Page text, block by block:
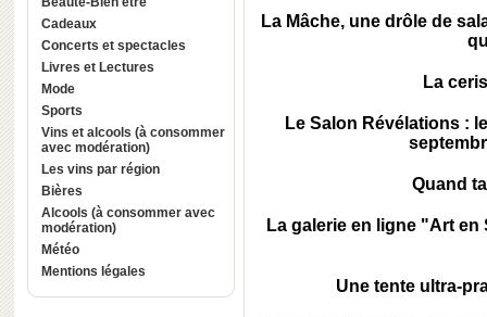
Cadeaux
Concerts et spectacles
Livres et Lectures
Mode
Sports
Vins et alcools (à consommer
avec modération)
Les vins par région
Bières
Alcools (à consommer avec
modération)
Météo
Mentions légales
La Mâche, une drôle de
La
Le Salon Révélations :
Quand
La galerie en ligne "Art
Une tente ultra-